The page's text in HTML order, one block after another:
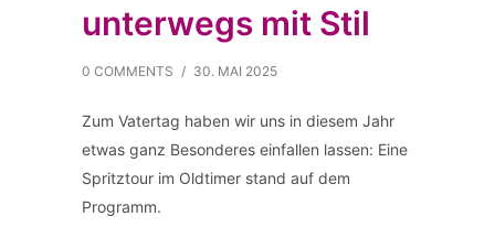
unterwegs mit Stil
0 COMMENTS / 30. MAI 2025
Zum Vatertag haben wir uns in diesem Jahr
etwas ganz Besonderes einfallen lassen: Eine
Spritztour im Oldtimer stand auf dem
Programm.